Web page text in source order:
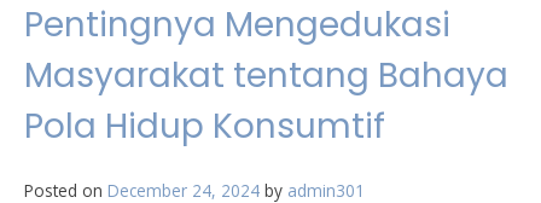
Pentingnya Mengedukasi
Masyarakat tentang Bahaya
Pola Hidup Konsumtif
Posted on December 24, 2024 by admin301